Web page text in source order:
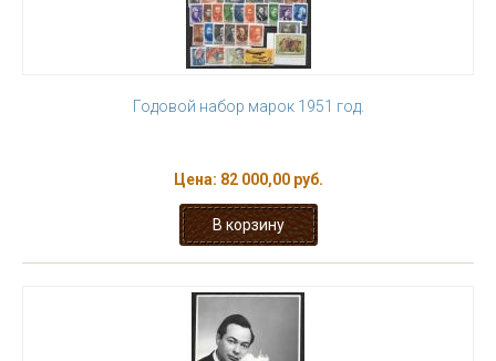
Годовой набор марок 1951 год.
Цена: 82 000,00 руб.